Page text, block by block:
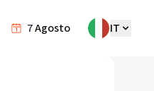
7Agosto IT